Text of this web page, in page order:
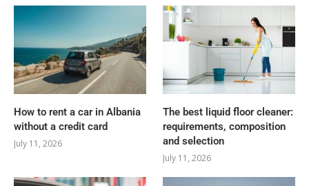
How to rent a car in Albania
without a credit card
July 11, 2026
The best liquid floor cleaner:
requirements, composition
and selection
July 11, 2026